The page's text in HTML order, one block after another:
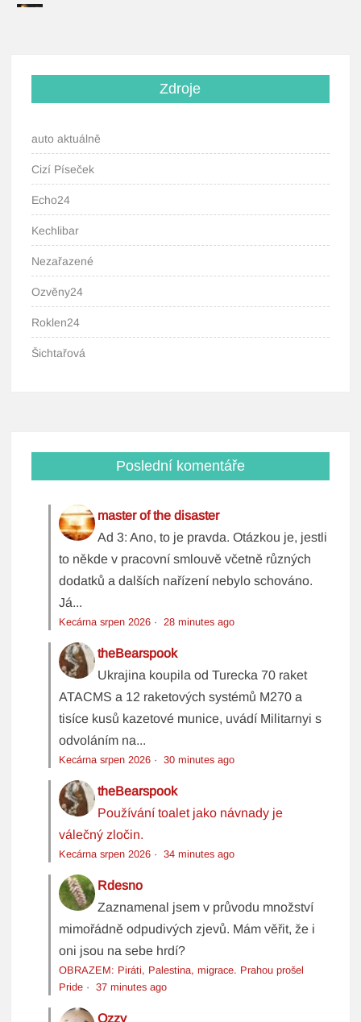
Zdroje
auto aktuálně
Cizí Píseček
Echo24
Kechlibar
Nezařazené
Ozvěny24
Roklen24
Šichtařová
Poslední komentáře
master of the disaster
Ad 3: Ano, to je pravda. Otázkou je, jestli
to někde v pracovní smlouvě včetně různých
dodatků a dalších nařízení nebylo schováno.
Já...
Kecárna srpen 2026 ·28 minutes ago
theBearspook
Ukrajina koupila od Turecka 70 raket
ATACMS a 12 raketových systémů M270 a
tisíce kusů kazetové munice, uvádí Militarnyi s
odvoláním na...
Kecárna srpen 2026 ·30 minutes ago
theBearspook
Používání toalet jako návnady je
válečný zločin.
Kecárna srpen 2026 ·34 minutes ago
Rdesno
Zaznamenal jsem v průvodu množství
mimořádně odpudivých zjevů. Mám věřit, že i
oni jsou na sebe hrdí?
OBRAZEM: Piráti, Palestina, migrace. Prahou prošel
Pride ·37 minutes ago
Ozzy